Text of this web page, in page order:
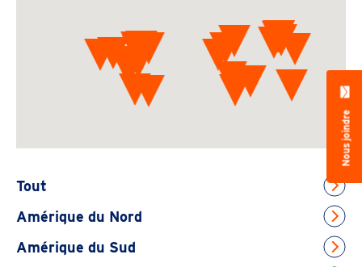
Tout
Amérique du Nord
Amérique du Sud
Nous joindre